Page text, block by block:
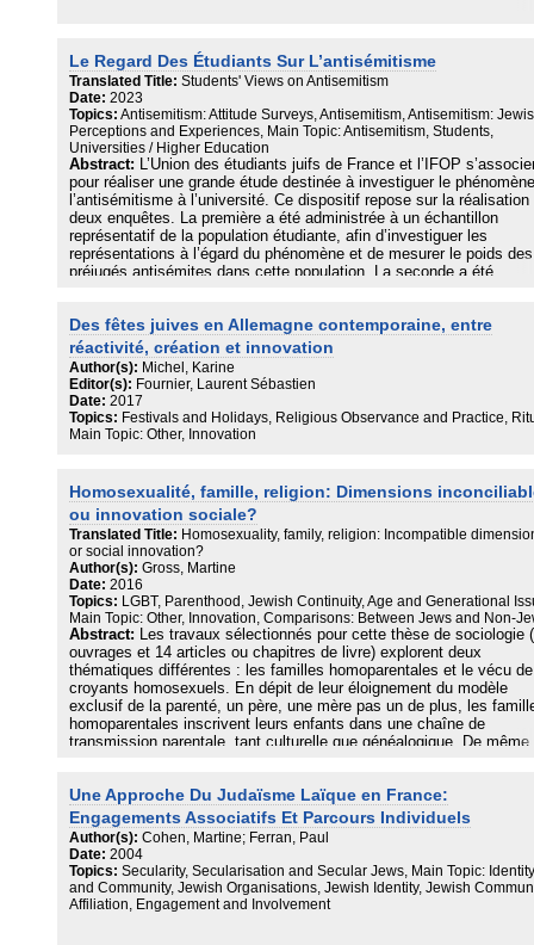
pratiquement muette sur le fait que la France ait pu ainsi devenir
terre d’émigration. Qu’est-il donc arrivé ? Pour le comprendre,
l’invocation commode des tensions intercommunautaires et du
radicalisme islamiste est bien loin de suffire. C’est une généalogie
long cours de notre situation qui est requise, une restitution des
dynamiques complexes où sont intriqués, depuis la Seconde
mondiale, les juifs, l’Europe et l’État d’Israël.
De cette manière, et de cette manière seulement, l’un des points
plus sensibles du malaise politique actuel peut enfin être affronté.
Le Regard Des Étudiants Sur L’antisémitisme
Translated Title: Students' Views on Antisemitism
Date: 2023
Topics: Antisemitism: Attitude Surveys, Antisemitism, Antisemitism:
Perceptions and Experiences, Main Topic: Antisemitism, Students,
Universities / Higher Education
Abstract: L’Union des étudiants juifs de France et l’IFOP
pour réaliser une grande étude destinée à investiguer le
l’antisémitisme à l’université. Ce dispositif repose sur la réalisation
deux enquêtes. La première a été administrée à un échantillon
représentatif de la population étudiante, afin d’investiguer les
représentations à l’égard du phénomène et de mesurer le poids des
préjugés antisémites dans cette population. La seconde a été
exposés.
Des fêtes juives en Allemagne contemporaine, entre
réactivité, création et innovation
Author(s): Michel, Karine
Editor(s): Fournier, Laurent Sébastien
Date: 2017
Topics: Festivals and Holidays, Religious Observance and Practice,
Main Topic: Other, Innovation
Homosexualité, famille, religion: Dimensions
ou innovation sociale?
Translated Title: Homosexuality, family, religion: Incompatible
or social innovation?
Author(s): Gross, Martine
Date: 2016
Topics: LGBT, Parenthood, Jewish Continuity, Age and Generational
Main Topic: Other, Innovation, Comparisons: Between Jews and Non-
Abstract: Les travaux sélectionnés pour cette thèse de sociologie
ouvrages et 14 articles ou chapitres de livre) explorent deux
thématiques différentes : les familles homoparentales et le vécu de
croyants homosexuels. En dépit de leur éloignement du modèle
exclusif de la parenté, un père, une mère pas un de plus, les
homoparentales inscrivent leurs enfants dans une chaîne de
transmission parentale, tant culturelle que généalogique. De
de l'Eglise ou des rabbins. Dans les deux cas, il y a à la fois
ébranlement de la norme et adhésion à un modèle légèrement
plus inclusif. Les homosexuels deviennent parents en élargissant
représentations de la parenté. Les homosexuels croyants
à intégrer leurs dimensions identitaires antagonistes en se tournant
vers des églises ou des communautés plus accueillantes ou en
réinterprétant les textes problématiques. Dans l'un et l'autre cas, ils
Une Approche Du Judaïsme Laïque en France:
Engagements Associatifs Et Parcours Individuels
Author(s): Cohen, Martine; Ferran, Paul
Date: 2004
Topics: Secularity, Secularisation and Secular Jews, Main Topic: Identity
and Community, Jewish Organisations, Jewish Identity, Jewish
Affiliation, Engagement and Involvement